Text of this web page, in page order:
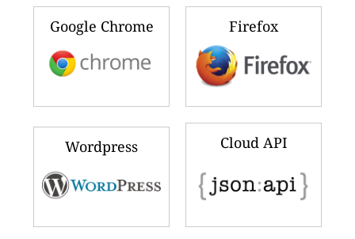
Google Chrome Firefox
Wordpress Cloud API